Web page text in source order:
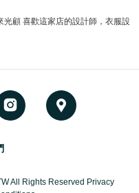
顧 喜歡這家店的設計師，衣服設
All Rights Reserved Privacy